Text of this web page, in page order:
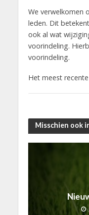
We verwelkomen
leden. Dit
ook al wat
voorindeling.
voorindeling.
Het meest
Misschien ook